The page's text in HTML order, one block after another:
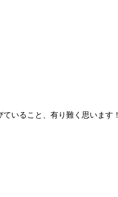
いること、有り難く思います！